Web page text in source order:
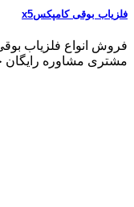
فلزیاب بوقی کامپکسx5
فروش انواع فلزیاب
مشتری مشاوره رایگان خرید